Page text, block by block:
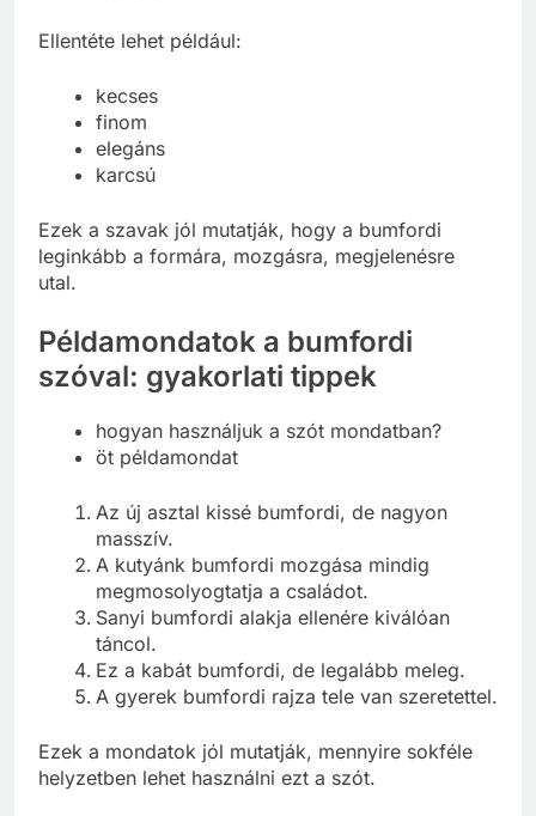
Ellentéte lehet például:
kecses
finom
elegáns
karcsú
Ezek a szavak jól mutatják, hogy a bumfordi
leginkább a formára, mozgásra, megjelenésre
utal.
Példamondatok a bumfordi
szóval: gyakorlati tippek
hogyan használjuk a szót mondatban?
öt példamondat
Az új asztal kissé bumfordi, de nagyon
masszív.
A kutyánk bumfordi mozgása mindig
megmosolyogtatja a családot.
Sanyi bumfordi alakja ellenére kiválóan
táncol.
Ez a kabát bumfordi, de legalább meleg.
A gyerek bumfordi rajza tele van szeretettel.
Ezek a mondatok jól mutatják, mennyire sokféle
helyzetben lehet használni ezt a szót.